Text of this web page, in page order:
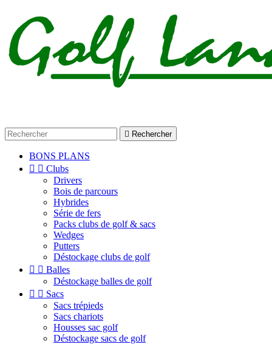
 Rechercher
BONS PLANS
  Clubs
Drivers
Bois de parcours
Hybrides
Série de fers
Packs clubs de golf & sacs
Wedges
Putters
Déstockage clubs de golf
  Balles
Déstockage balles de golf
  Sacs
Sacs trépieds
Sacs chariots
Housses sac golf
Déstockage sacs de golf